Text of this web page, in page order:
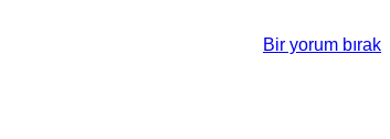
Bir yorum bırak